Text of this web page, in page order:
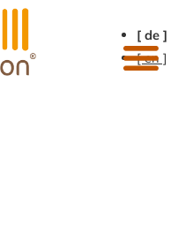
[ de ]
[ en ]